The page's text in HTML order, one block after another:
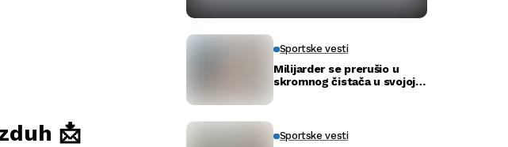
📩
Sportske vesti
Milijarder se prerušio u
skromnog čistača u svojoj
Sportske vesti